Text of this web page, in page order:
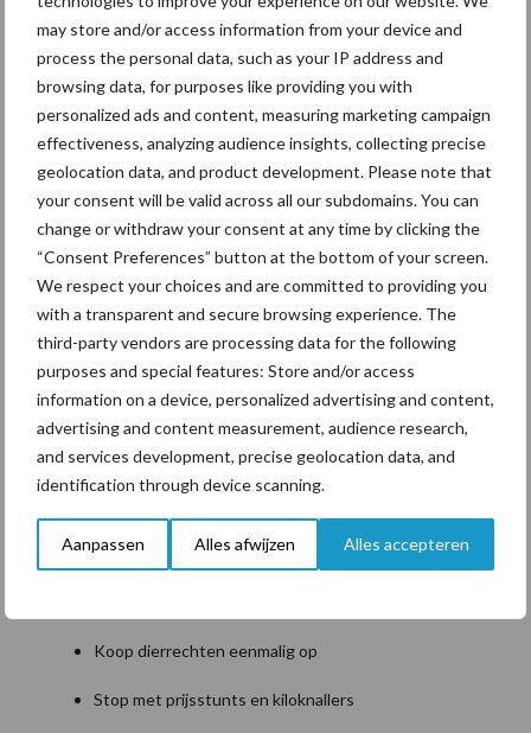
may store and/or access information from your device and
process the personal data, such as your IP address and
browsing data, for purposes like providing you with
personalized ads and content, measuring marketing campaign
effectiveness, analyzing audience insights, collecting precise
geolocation data, and product development. Please note that
your consent will be valid across all our subdomains. You can
change or withdraw your consent at any time by clicking the
“Consent Preferences” button at the bottom of your screen.
We respect your choices and are committed to providing you
with a transparent and secure browsing experience. The
third-party vendors are processing data for the following
purposes and special features: Store and/or access
information on a device, personalized advertising and content,
advertising and content measurement, audience research,
and services development, precise geolocation data, and
identification through device scanning.
Aanpassen Alles afwijzen Alles accepteren
De Nederlandse landbouw overschrijdt milieugrenzen
De markt zorgt voor perverse prikkels
Onze boeren hebben het economisch zwaar
Aantal bedrijven daalt, maar hun omvang groeit
Wat moet er gebeuren:
De overheid kan de voedselproductie en de voedselconsumptie
dat milieubelastend voedsel zwaarder belast wordt dan duurzaam
voedsel. Via haar subsidiebeleid, belasting en wetgeving heeft de
overheid sterke instrumenten in handen om de sector naar 2030
te leiden.
Neem landbouw op in de Klimaatwet
Zet subsidies voor voedselproductie in voor echte
Koop dierrechten eenmalig op
Stop met prijsstunts en kiloknallers